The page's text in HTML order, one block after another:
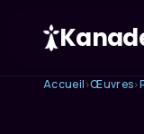
Accueil ›Œuvres›